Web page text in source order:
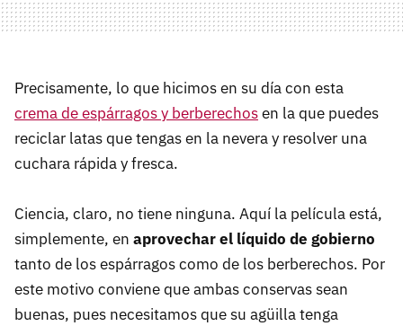
Precisamente, lo que hicimos en su día con esta
crema de espárragos y berberechosen la que puedes
reciclar latas que tengas en la nevera y resolver una
cuchara rápida y fresca.
Ciencia, claro, no tiene ninguna. Aquí la película está,
simplemente, en aprovechar el líquido de gobierno
tanto de los espárragos como de los berberechos. Por
este motivo conviene que ambas conservas sean
buenas, pues necesitamos que su agüilla tenga